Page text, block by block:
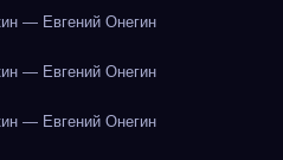
— Евгений Онегин
— Евгений Онегин
— Евгений Онегин